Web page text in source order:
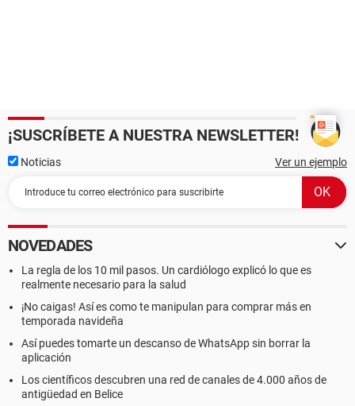
¡SUSCRÍBETE A NUESTRA NEWSLETTER!
Noticias Ver un ejemplo
NOVEDADES
La regla de los 10 mil pasos. Un cardiólogo explicó lo que es
realmente necesario para la salud
¡No caigas! Así es como te manipulan para comprar más en
temporada navideña
Así puedes tomarte un descanso de WhatsApp sin borrar la
aplicación
Los científicos descubren una red de canales de 4.000 años de
antigüedad en Belice